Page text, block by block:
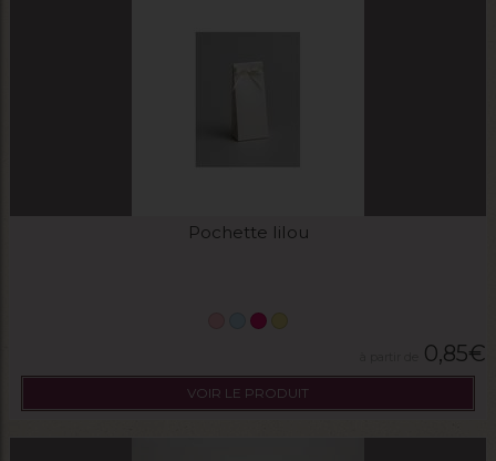
Pochette lilou
0,85€
VOIR LE PRODUIT